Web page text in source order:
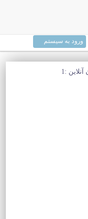
ورود به سیستم
:1